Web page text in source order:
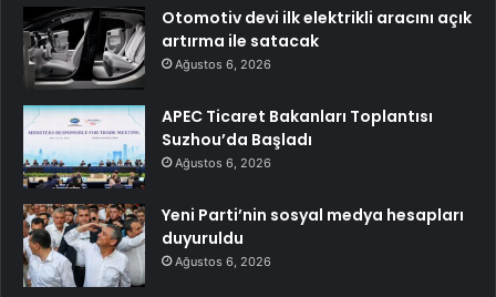
Otomotiv devi ilk elektrikli aracını açık
artırma ile satacak
Ağustos 6, 2026
APEC Ticaret Bakanları Toplantısı
Suzhou’da Başladı
Ağustos 6, 2026
Yeni Parti’nin sosyal medya hesapları
duyuruldu
Ağustos 6, 2026